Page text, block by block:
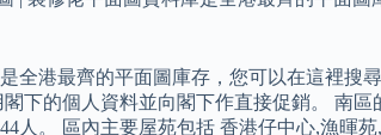
全港最齊的平面圖庫存，您可以在這裡搜
下的個人資料並向閣下作直接促銷。 南區
人。 區內主要屋苑包括 香港仔中心,漁暉